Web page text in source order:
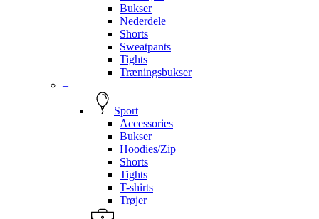
Bukser
Nederdele
Shorts
Sweatpants
Tights
Træningsbukser
–
Sport
Accessories
Bukser
Hoodies/Zip
Shorts
Tights
T-shirts
Trøjer